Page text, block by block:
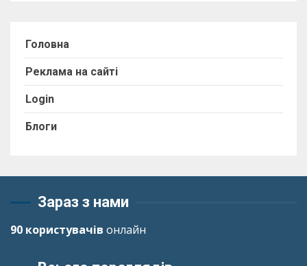
Головна
Реклама на сайті
Login
Блоги
Зараз з нами
90 користувачів онлайн